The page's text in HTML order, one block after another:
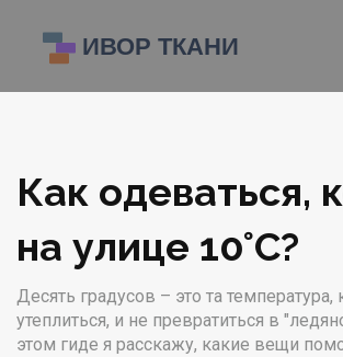
Как одеваться,
на улице 10°C?
Десять градусов – это та температура,
утеплиться, и не превратиться в
этом гиде я расскажу, какие вещи